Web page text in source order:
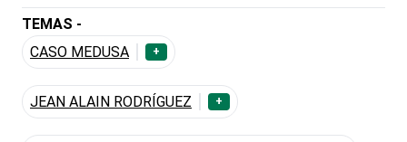
TEMAS -
CASO MEDUSA
+
JEAN ALAIN RODRÍGUEZ +